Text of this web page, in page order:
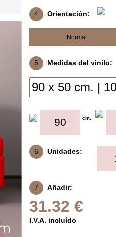
4 Orientación:
Normal
5 Medidas del vinilo:
cm.
6 Unidades:
7 Añadir:
31.32 €
I.V.A. incluído